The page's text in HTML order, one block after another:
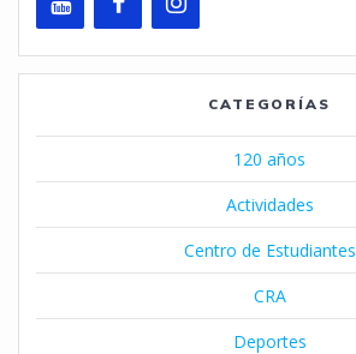
CATEGORÍAS
120 años
Actividades
Centro de Estudiantes
CRA
Deportes